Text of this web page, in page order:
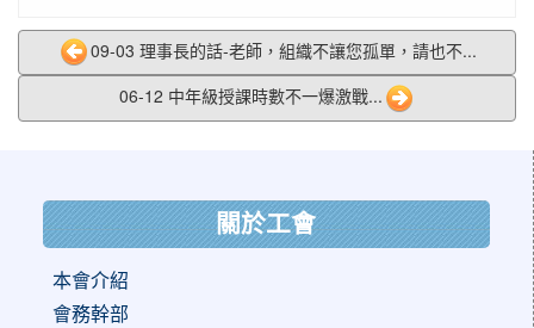
09-03 理事長的話-老師，組織不讓您孤單，請也不...
06-12 中年級授課時數不一爆激戰...
關於工會
本會介紹
會務幹部